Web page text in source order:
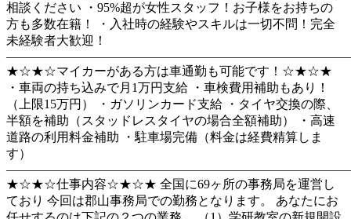
相談ください ・95%超が女性スタッフ！お子様をお持ちの
方も多数在籍！ ・入社時の経験やスキルは一切不問！完全
未経験者大歓迎！
★☆★☆マイカーがある方は車通勤も可能です！☆★☆★
・車両の持ち込みで月1万円支給 ・車検費用補助もあり！
（上限15万円） ・ガソリンカード支給 ・タイヤ交換の際、
半額を補助（スタッドレスタイヤの場合全額補助） ・高速
道路の利用料金補助 ・駐車場完備（料金は経費精算しま
す）
★☆★☆仕事内容☆★☆★ 全国に69ヶ所の事務局を運営し
ており 今回は郡山事務局での勤務となります。 あなたにお